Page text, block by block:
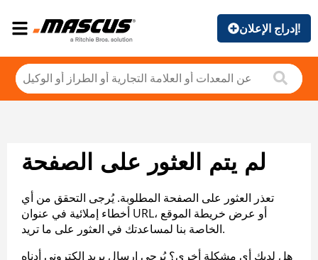
إدراج الإعلان!
لم يتم العثور على الصفحة
تعذر العثور على الصفحة المطلوبة. يُرجى التحقق من أي
أخطاء إملائية في عنوان URL، أو عرض خريطة الموقع
الخاصة بنا لمساعدتك في العثور على ما تريد.
هل لديك أي مشكلة أخرى؟ يُرجى إرسال بريد إلكتروني أدناه